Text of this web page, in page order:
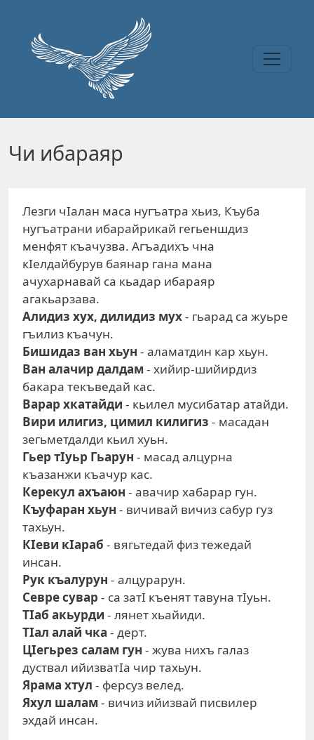
Чи ибараяр
Лезги чIалан маса нугъатра хьиз, Къуба
нугъатрани ибарайрикай гегьеншдиз
менфят къачузва. Агъадихъ чна
кIелдайбурув баянар гана мана
ачухарнавай са кьадар ибараяр
агакьарзава.
Алидиз хух, дилидиз мух- гьарад са жуьре
гъилиз къачун.
Бишидаз ван хьун - аламатдин кар хьун.
Ван алачир далдам- хийир-шийирдиз
бакара текъведай кас.
Варар хкатайди - кьилел мусибатар атайди.
Вири илигиз, цимил килигиз - масадан
зегьметдалди кьил хуьн.
Гьер тIуьр Гьарун - масад алцурна
къазанжи къачур кас.
Керекул ахъаюн - авачир хабарар гун.
Къуфаран хьун - вичивай вичиз сабур гуз
тахьун.
КIеви кIараб - вягьтедай физ тежедай
инсан.
Рук къалурун - алцурарун.
Севре сувар - са затI къенят тавуна тIуьн.
ТIаб акьурди - лянет хьайиди.
ТIал алай чка - дерт.
ЦIегьрез салам гун - жува нихъ галаз
дуствал ийизватIа чир тахьун.
Ярама хтул - ферсуз велед.
Яхул шалам- вичиз ийизвай писвилер
эхдай инсан.